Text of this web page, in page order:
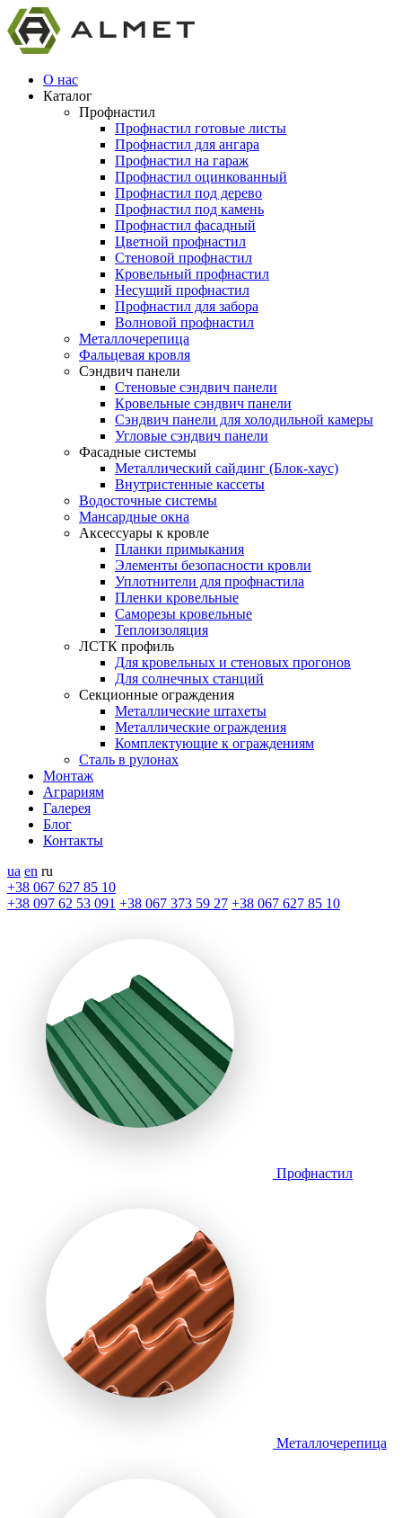
О нас
Каталог
Профнастил
Профнастил готовые листы
Профнастил для ангара
Профнастил на гараж
Профнастил оцинкованный
Профнастил под дерево
Профнастил под камень
Профнастил фасадный
Цветной профнастил
Стеновой профнастил
Кровельный профнастил
Несущий профнастил
Профнастил для забора
Волновой профнастил
Металлочерепица
Фальцевая кровля
Сэндвич панели
Стеновые сэндвич панели
Кровельные сэндвич панели
Сэндвич панели для холодильной камеры
Угловые сэндвич панели
Фасадные системы
Металлический сайдинг (Блок-хаус)
Внутристенные кассеты
Водосточные системы
Мансардные окна
Аксессуары к кровле
Планки примыкания
Элементы безопасности кровли
Уплотнители для профнастила
Пленки кровельные
Саморезы кровельные
Теплоизоляция
ЛСТК профиль
Для кровельных и стеновых прогонов
Для солнечных станций
Секционные ограждения
Металлические штахеты
Металлические ограждения
Комплектующие к ограждениям
Сталь в рулонах
Монтаж
Аграриям
Галерея
Блог
Контакты
ua en ru
+38 067 627 85 10
+38 097 62 53 091 +38 067 373 59 27 +38 067 627 85 10
Профнастил
Металлочерепица